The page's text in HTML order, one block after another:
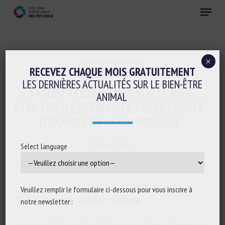
Menu
Réglementation
LA LÉGISLATION DE L’UE SUR LE BIEN-
D’EXAMEN DE LA COMMISSION
Type de document : actualité d’
RECEVEZ CHAQUE MOIS GRATUITEMENT
LES DERNIÈRES ACTUALITÉS SUR LE BIEN-ÊTRE
ANIMAL
Select language
Veuillez remplir le formulaire ci-dessous pour vous inscrire à
notre newsletter :
×